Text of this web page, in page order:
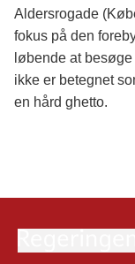
Aldersrogade
fokus på den
løbende at
ikke er betegnet
en hård ghetto.